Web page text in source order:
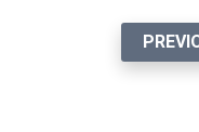
Paginație
articole